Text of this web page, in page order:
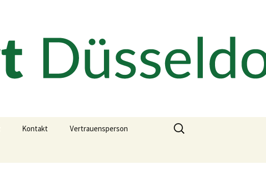
Kontakt Vertrauensperson
Suchen
nach: